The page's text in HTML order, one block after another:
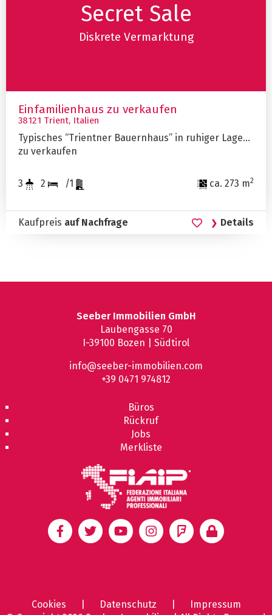
Secret Sale
Diskrete Vermarktung
Einfamilienhaus zu verkaufen
38121 Trient, Italien
Typisches “Trientner Bauernhaus” in ruhiger Lage
zu verkaufen
ca. 273 m2
3 2 /1
Kaufpreis auf Nachfrage Details
Seeber Immobilien GmbH
Laubengasse 70
I-39100 Bozen | Südtirol
info@seeber-immobilien.com
+39 0471 974812
Büros
Rückruf
Jobs
Merkliste
Cookies Datenschutz
Impressum